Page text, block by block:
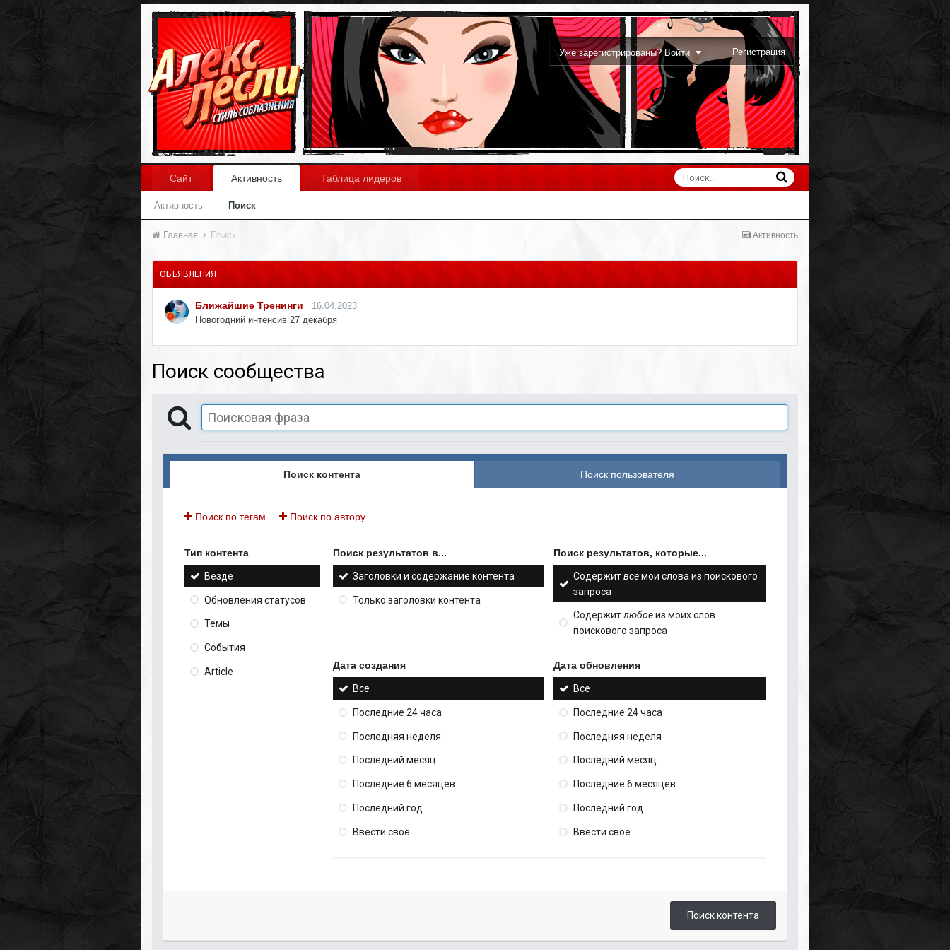
Уже зарегистрированы? Войти Регистрация
Сайт Активность
Активность Поиск
Таблица лидеров
Активность
Главная Поиск
ОБЪЯВЛЕНИЯ
Ближайшие Тренинги
16.04.2023
Новогодний интенсив 27 декабря
Поиск сообщества
Поиск контента Поиск пользователя
Поиск по тегам Поиск по автору
Тип контента
Везде
Обновления статусов
Темы
События
Article
Поиск результатов в...
Заголовки и содержание контента
Только заголовки контента
Поиск результатов, которые...
Содержитвсемои слова из поискового
запроса
Содержитлюбоеиз моих слов
поискового запроса
Дата создания
Все
Последние 24 часа
Последняя неделя
Последний месяц
Последние 6 месяцев
Последний год
Ввести своё
Дата обновления
Все
Последние 24 часа
Последняя неделя
Последний месяц
Последние 6 месяцев
Последний год
Ввести своё
Поиск контента